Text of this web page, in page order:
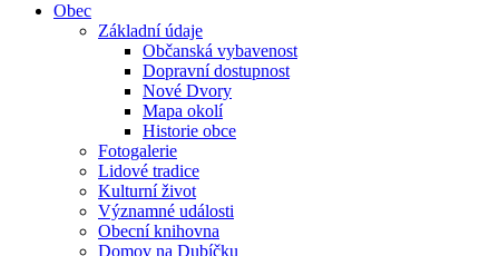
Obec
Základní údaje
Občanská vybavenost
Dopravní dostupnost
Nové Dvory
Mapa okolí
Historie obce
Fotogalerie
Lidové tradice
Kulturní život
Významné události
Obecní knihovna
Domov na Dubíčku